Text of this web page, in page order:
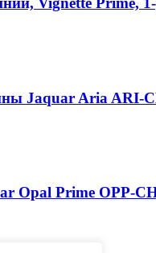
Jaquar Aria ARI-
Opal Prime OPP-